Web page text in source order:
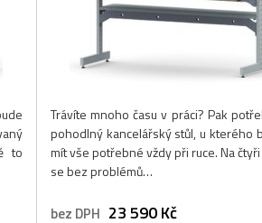
to
Trávíte mnoho času v práci? Pak
pohodlný kancelářský stůl, u kterého
mít vše potřebné vždy při ruce. Na
se bez problémů…
bez DPH 23 590 Kč